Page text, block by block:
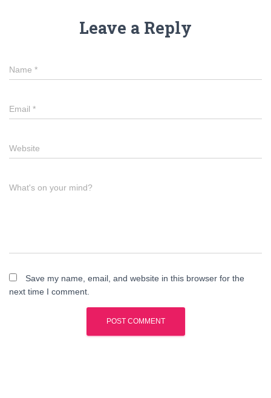
Leave a Reply
Name *
Email *
Website
What's on your mind?
Save my name, email, and website in this browser for the
next time I comment.